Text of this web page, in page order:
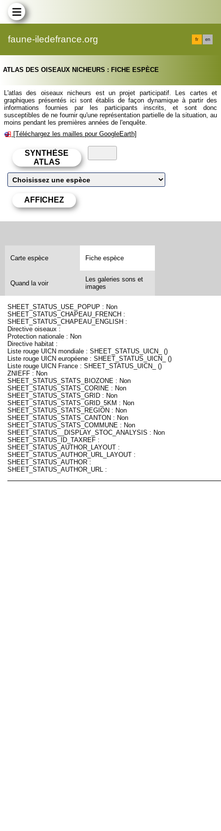
faune-iledefrance.org fr en
ATLAS DES OISEAUX NICHEURS : FICHE ESPÈCE
L'atlas des oiseaux nicheurs est un projet participatif. Les cartes et
graphiques présentés ici sont établis de façon dynamique à partir des
informations fournies par les participants inscrits, et sont donc
susceptibles de ne fournir qu'une représentation partielle de la situation, au
moins pendant les premières années de l'enquête.
[Téléchargez les mailles pour GoogleEarth]
Carte espèce Fiche espèce
Quand la voir
Les galeries sons et
images
SHEET_STATUS_USE_POPUP : Non
SHEET_STATUS_CHAPEAU_FRENCH :
SHEET_STATUS_CHAPEAU_ENGLISH :
Directive oiseaux :
Protection nationale : Non
Directive habitat :
Liste rouge UICN mondiale : SHEET_STATUS_UICN_ ()
Liste rouge UICN européene : SHEET_STATUS_UICN_ ()
Liste rouge UICN France : SHEET_STATUS_UICN_ ()
ZNIEFF : Non
SHEET_STATUS_STATS_BIOZONE : Non
SHEET_STATUS_STATS_CORINE : Non
SHEET_STATUS_STATS_GRID : Non
SHEET_STATUS_STATS_GRID_5KM : Non
SHEET_STATUS_STATS_REGION : Non
SHEET_STATUS_STATS_CANTON : Non
SHEET_STATUS_STATS_COMMUNE : Non
SHEET_STATUS__DISPLAY_STOC_ANALYSIS : Non
SHEET_STATUS_ID_TAXREF :
SHEET_STATUS_AUTHOR_LAYOUT :
SHEET_STATUS_AUTHOR_URL_LAYOUT :
SHEET_STATUS_AUTHOR :
SHEET_STATUS_AUTHOR_URL :